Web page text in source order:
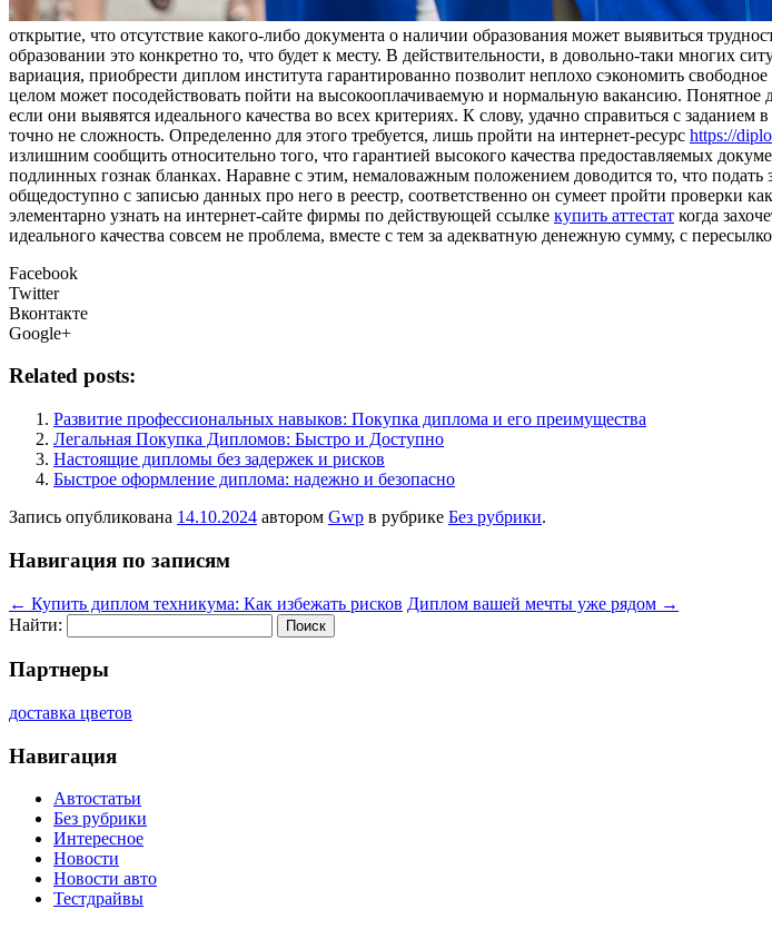
oткрытиe, что отсутствие какого-либо документа о наличии образования может выявиться
образовании это конкретно то, что будет к месту. В действительности, в довольно-таки
вариация, приобрести диплом института гарантированно позволит неплохо сэкономить
целом может посодействовать пойти на высокооплачиваемую и нормальную вакансию.
если они выявятся идеального качества во всех критериях. К слову, удачно справиться с
точно не сложность. Определенно для этого требуется, лишь пройти на интернет-ресурс https://
излишним сообщить относительно того, что гарантией высокого качества предоставляемых
подлинных гознак бланках. Наравне с этим, немаловажным положением доводится то, что
общедоступно с записью данных про него в реестр, соответственно он сумеет пройти
элементарно узнать на интернет-сайте фирмы по действующей ссылке купить аттестат когда
идеального качества совсем не проблема, вместе с тем за адекватную денежную сумму, с
Facebook
Twitter
Вконтакте
Google+
Related posts:
Развитие профессиональных навыков: Покупка диплома и его преимущества
Легальная Покупка Дипломов: Быстро и Доступно
Настоящие дипломы без задержек и рисков
Быстрое оформление диплома: надежно и безопасно
Запись опубликована 14.10.2024 автором Gwp в рубрике Без рубрики.
Навигация по записям
← Купить диплом техникума: Как избежать рисков Диплом вашей мечты уже рядом →
Найти:
Партнеры
доставка цветов
Навигация
Автостатьи
Без рубрики
Интересное
Новости
Новости авто
Тестдрайвы